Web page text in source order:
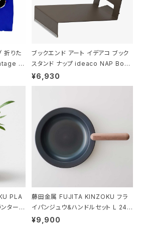
折りた
P
84
ブックエンド アート イデアコ ブック
スタンド ナップ ideaco NAP Book
stand ブラウン
¥6,930
PLA
ターポ
藤田金属 FUJITA KINZOKU フラ
イパンジュウ&ハンドルセット L 24c
m ガス火・IH対応 鉄フライパン ウォ
¥9,900